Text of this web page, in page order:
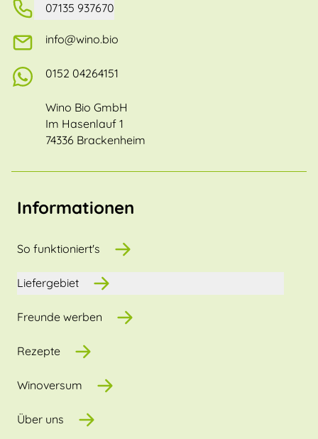
07135 937670
info@wino.bio
0152 04264151
Wino Bio GmbH
Im Hasenlauf 1
74336 Brackenheim
Informationen
So funktioniert's
Liefergebiet
Freunde werben
Rezepte
Winoversum
Über uns